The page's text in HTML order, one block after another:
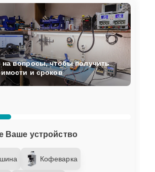
Ваше устройство
Кофеварка
на вопросы, чтобы получить
и сроков